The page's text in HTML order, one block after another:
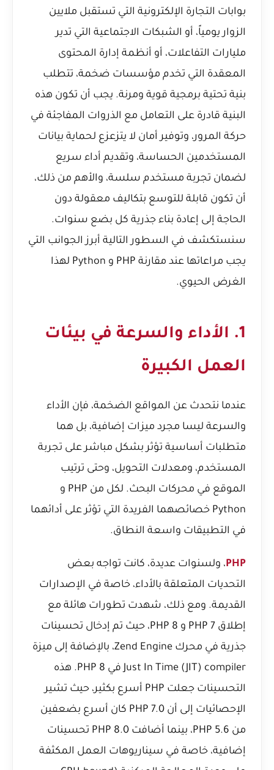
بوابات التجارة الإلكترونية التي تستقبل ملايين
الزوار يومياً، أو الشبكات الاجتماعية التي تدير
مليارات التفاعلات، أو أنظمة إدارة المحتوى
المعقدة التي تخدم مؤسسات ضخمة، تتطلب
بنية تحتية برمجية قوية ومرنة. يجب أن تكون هذه
البنية قادرة على التعامل مع الذروات المفاجئة في
حركة المرور، وتوفير أمان لا يتزعزع لحماية بيانات
المستخدمين الحساسة، وتقديم أداء سريع
لضمان تجربة مستخدم سلسة، والأهم من ذلك،
أن تكون قابلة للتوسع بتكاليف معقولة دون
الحاجة إلى إعادة بناء جذرية كل بضع سنوات.
سنستكشف في السطور التالية أبرز الجوانب التي
يجب مراعاتها عند مقارنة PHP و Python لهذا
الغرض الحيوي.
1. الأداء والسرعة في بيئات
العمل الكبيرة
عندما نتحدث عن المواقع الضخمة، فإن الأداء
والسرعة ليسا مجرد ميزات إضافية، بل هما
متطلبات أساسية تؤثر بشكل مباشر على تجربة
المستخدم، ومعدلات التحويل، وحتى ترتيب
الموقع في محركات البحث. لكل من PHP و
Python خصائصهما الفريدة التي تؤثر على أدائهما
في التطبيقات واسعة النطاق.
PHP، ولسنوات عديدة، كانت تواجه بعض
التحديات المتعلقة بالأداء، خاصة في الإصدارات
القديمة. ومع ذلك، شهدت تطورات هائلة مع
إطلاق PHP 7 و PHP 8، حيث تم إدخال تحسينات
جذرية في محرك Zend Engine، بالإضافة إلى ميزة
Just In Time (JIT) compiler في PHP 8. هذه
التحسينات جعلت PHP أسرع بكثير، حيث تشير
الإحصائيات إلى أن PHP 7.0 كان أسرع بضعفين
من PHP 5.6، بينما أضافت PHP 8.0 تحسينات
إضافية، خاصة في سيناريوهات العمل المكثفة